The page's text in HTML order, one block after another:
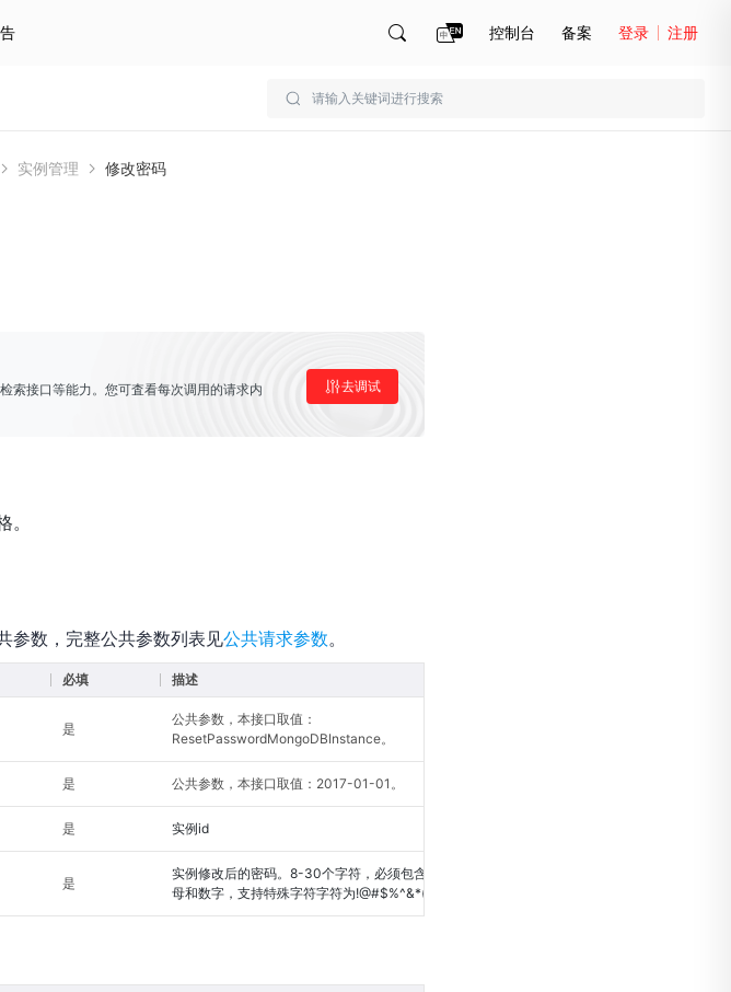
控制台 备案 登录 注册
实例管理 修改密码
索接口等能力。您可査看每次调用的请求内
去调试
参数，完整公共参数列表见公共请求参数。
必填 描述
是
公共参数，本接口取值：
ResetPasswordMongoDBInstance。
是 公共参数，本接口取值：2017-01-01。
是 实例id
是
实例修改后的密码。8-30个字符，必须包含大小写字
母和数字，支持特殊字符字符为!@#$%^&*()_+=-